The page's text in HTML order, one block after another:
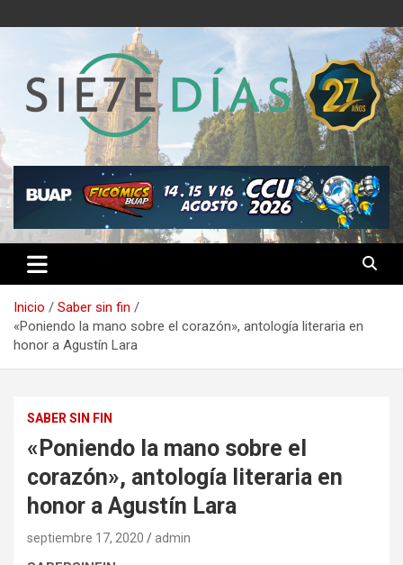
al
Semanario 7 Días
Inicio
Saber sin fin
«Poniendo la mano sobre el corazón», antología literaria en
honor a Agustín Lara
SABER SIN FIN
«Poniendo la mano sobre el
corazón», antología literaria en
honor a Agustín Lara
septiembre 17, 2020 admin